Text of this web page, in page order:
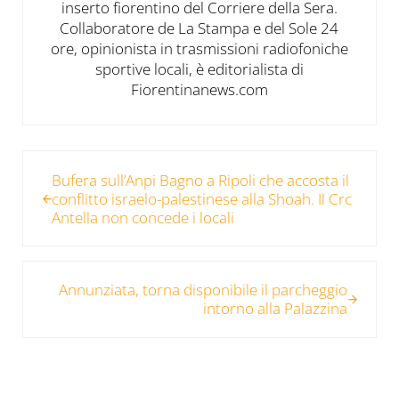
inserto fiorentino del Corriere della Sera.
Collaboratore de La Stampa e del Sole 24
ore, opinionista in trasmissioni radiofoniche
sportive locali, è editorialista di
Fiorentinanews.com
Bufera sull’Anpi Bagno a Ripoli che accosta il
conflitto israelo-palestinese alla Shoah. Il Crc
Antella non concede i locali
Annunziata, torna disponibile il parcheggio
intorno alla Palazzina